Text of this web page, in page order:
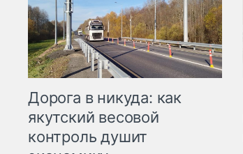
Дорога в никуда: как
якутский весовой
контроль душит